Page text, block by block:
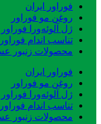
فوراور ایران
روغن مو فوراور
ژل آلوئه‌ورا فوراور
تناسب اندام فوراور
محصولات زنبور
فوراور ایران
روغن مو فوراور
ژل آلوئه‌ورا فوراور
تناسب اندام فوراور
محصولات زنبور